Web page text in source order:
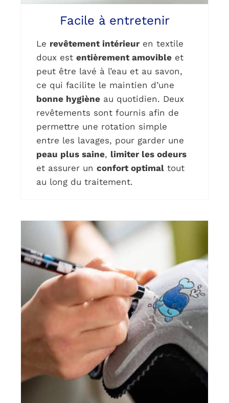
Facile à entretenir
Le revêtement intérieuren textile
doux est entièrement amovibleet
peut être lavé à l’eau et au savon,
ce qui facilite le maintien d’une
bonne hygièneau quotidien. Deux
revêtements sont fournis afin de
permettre une rotation simple
entre les lavages, pour garder une
peau plus saine, limiter les odeurs
et assurer un confort optimaltout
au long du traitement.